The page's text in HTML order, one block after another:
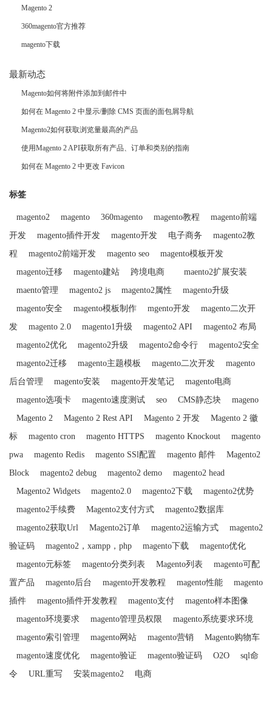
Magento 2
360magento官方推荐
magento下载
最新动态
Magento如何将附件添加到邮件中
如何在 Magento 2 中显示/删除 CMS 页面的面包屑导航
Magento2如何获取浏览量最高的产品
使用Magento 2 API获取所有产品、订单和类别的指南
如何在 Magento 2 中更改 Favicon
标签
magento2 magento 360magento magento教程
magento前端
开发
magento插件开发 magento开发 电子商务
magento2教
程
magento2前端开发 magento seo
magento模板开发
magento迁移
magento建站 跨境电商
maento2扩展安装
maento管理
magento2 js magento2属性
magento升级
magento安全
magento模板制作 mgento开发
magento二次开
发
magento 2.0 magento1升级 magento2 API
magento2 布局
magento2优化
magento2升级 magento2命令行
magento2安全
magento2迁移
magento主题模板 magento二次开发
magento
后台管理
magento安装 magento开发笔记
magento电商
magento选项卡
magento速度测试 seo CMS静态块
mageno
Magento 2
Magento 2 Rest API Magento 2 开发
Magento 2 徽
标
magento cron magento HTTPS magento Knockout
magento
pwa
magento Redis magento SSl配置 magento 邮件
Magento2
Block
magento2 debug magento2 demo
magento2 head
Magento2 Widgets
magento2.0 magento2下载
magento2优势
magento2手续费
Magento2支付方式
magento2数据库
magento2获取Url
Magento2订单 magento2运输方式
magento2
验证码
magento2，xampp，php magento下载
magento优化
magento元标签
magento分类列表 Magento列表
magento可配
置产品
magento后台 magento开发教程 magento性能
magento
插件
magento插件开发教程 magento支付
magento样本图像
magento环境要求
magento管理员权限
magento系统要求环境
magento索引管理
magento网站 magento营销
Magento购物车
magento速度优化
magento验证 magento验证码 O2O
sql命
令
URL重写 安装magento2 电商